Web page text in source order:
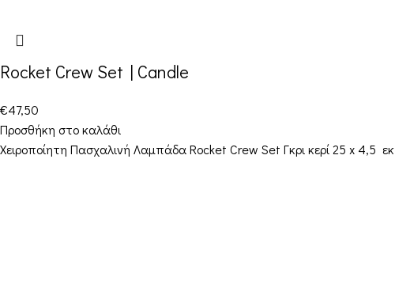
Rocket Crew Set | Candle
€47,50
Προσθήκη στο καλάθι
Χειροποίητη Πασχαλινή Λαμπάδα Rocket Crew Set Γκρι κερί 25 x 4,5